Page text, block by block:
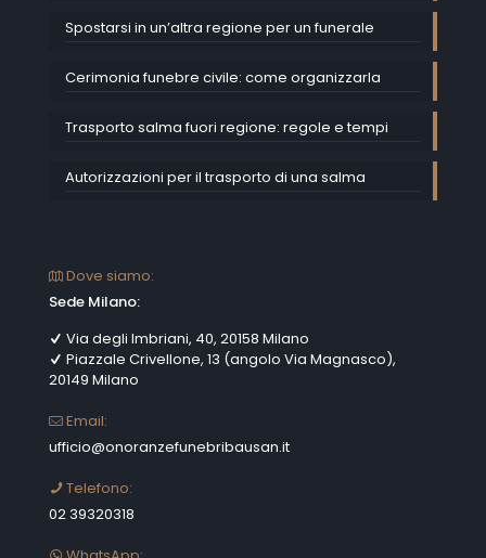
Spostarsi in un’altra regione per un funerale
Cerimonia funebre civile: come organizzarla
Trasporto salma fuori regione: regole e tempi
Autorizzazioni per il trasporto di una salma
Dove siamo:
Sede Milano:
Via degli Imbriani, 40, 20158 Milano
Piazzale Crivellone, 13 (angolo Via Magnasco),
20149 Milano
Email:
ufficio@onoranzefunebribausan.it
Telefono:
02 39320318